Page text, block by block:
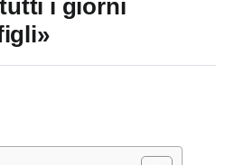
i giorni